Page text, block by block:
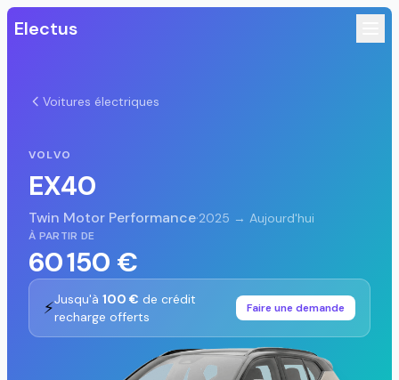
Electus
Voitures électriques
VOLVO
EX40
Twin Motor Performance·2025 → Aujourd'hui
À PARTIR DE
60 150 €
⚡Jusqu'à 100 € de crédit
recharge offerts
Faire une demande